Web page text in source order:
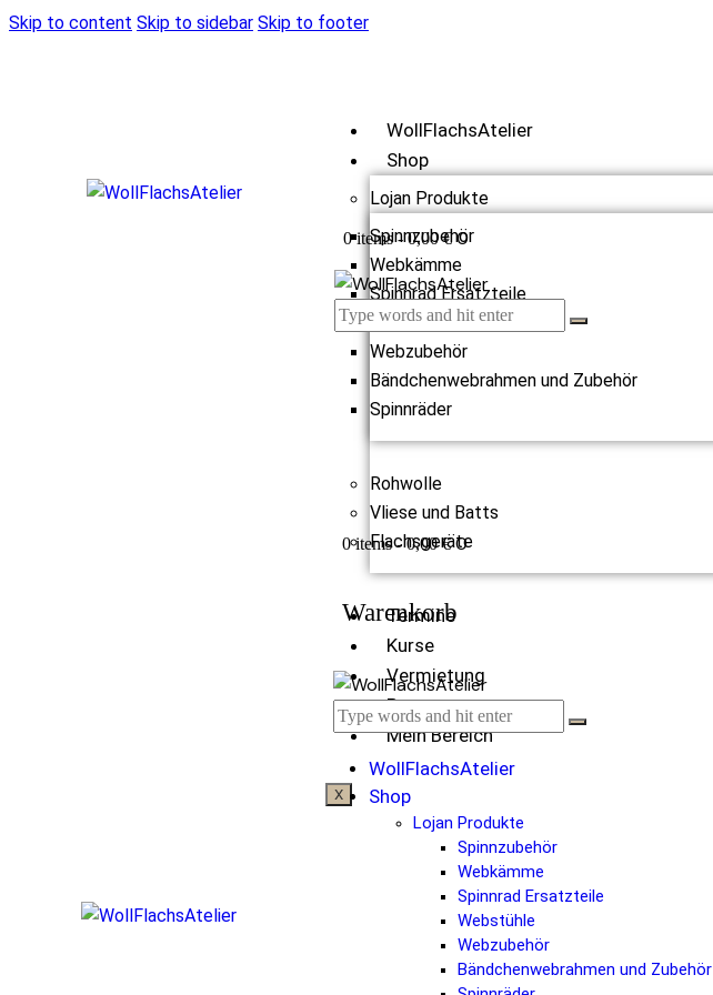
Skip to content Skip to sidebar Skip to footer
WollFlachsAtelier
Shop
Lojan Produkte
Spinnzubehör
Webkämme
Spinnrad Ersatzteile
Webstühle
Webzubehör
Bändchenwebrahmen und Zubehör
Spinnräder
Rohwolle
Vliese und Batts
Flachsgeräte
Termine
Kurse
Vermietung
Partner
Mein Bereich
X
0 items - 0,00 € 0
0 items-0,00 € 0
Warenkorb
WollFlachsAtelier
Shop
Lojan Produkte
Spinnzubehör
Webkämme
Spinnrad Ersatzteile
Webstühle
Webzubehör
Bändchenwebrahmen und Zubehör